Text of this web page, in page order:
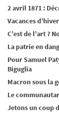
2 avril 1871 :
Vacances
C’est de l’art ?
La patrie en
Pour Samuel
Biguglia
Macron sous la
Le
Jetons un coup